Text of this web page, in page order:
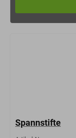
Spannstifte